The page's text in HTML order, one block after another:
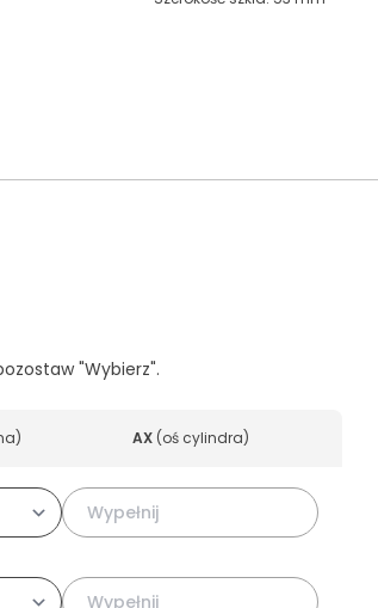
"Wybierz".
) AX(oś cylindra)